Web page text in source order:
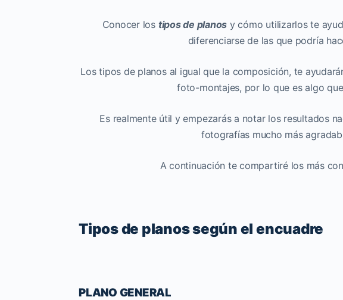
Conocer los tipos de planos y cómo utilizarlos te
diferenciarse de las que podría
Los tipos de planos al igual que la composición, te
foto-montajes, por lo que es algo
Es realmente útil y empezarás a notar los resultados
fotografías mucho más
A continuación te compartiré los más
Tipos de planos según el encuadre
PLANO GENERAL